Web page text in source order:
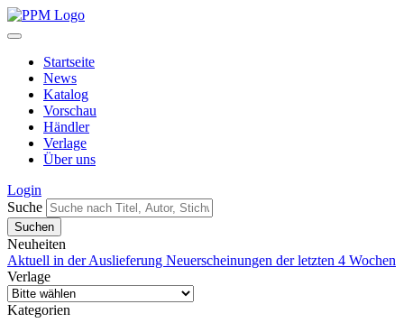
Startseite
News
Katalog
Vorschau
Händler
Verlage
Über uns
Login
Suche
Neuheiten
Aktuell in der Auslieferung Neuerscheinungen der letzten 4 Wochen
Verlage
Kategorien